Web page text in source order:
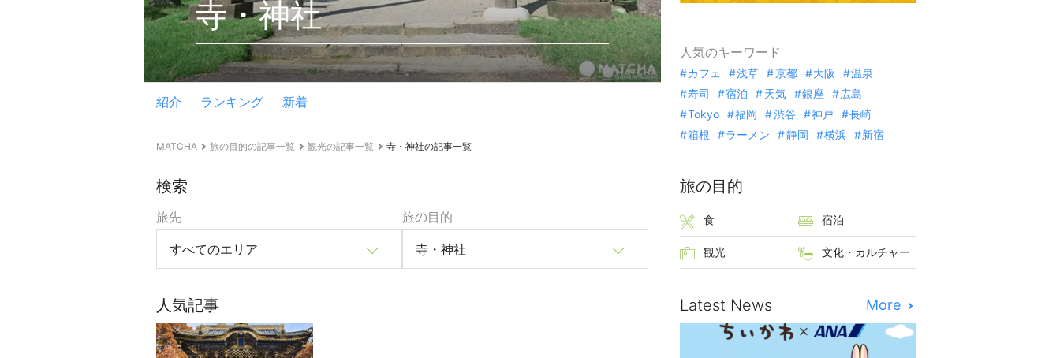
寺・神社
紹介 ランキング 新着
MATCHA 旅の目的の記事一覧 観光の記事一覧 寺・神社の記事一覧
検索
旅先
すべてのエリア
旅の目的
寺・神社
人気記事
人気のキーワード
カフェ 浅草 京都 大阪
温泉
寿司
宿泊 天気 銀座
広島
Tokyo
福岡 渋谷 神戸
長崎
箱根
ラーメン 静岡 横浜 新宿
旅の目的
食 宿泊
観光 文化・カルチャー
Latest News More